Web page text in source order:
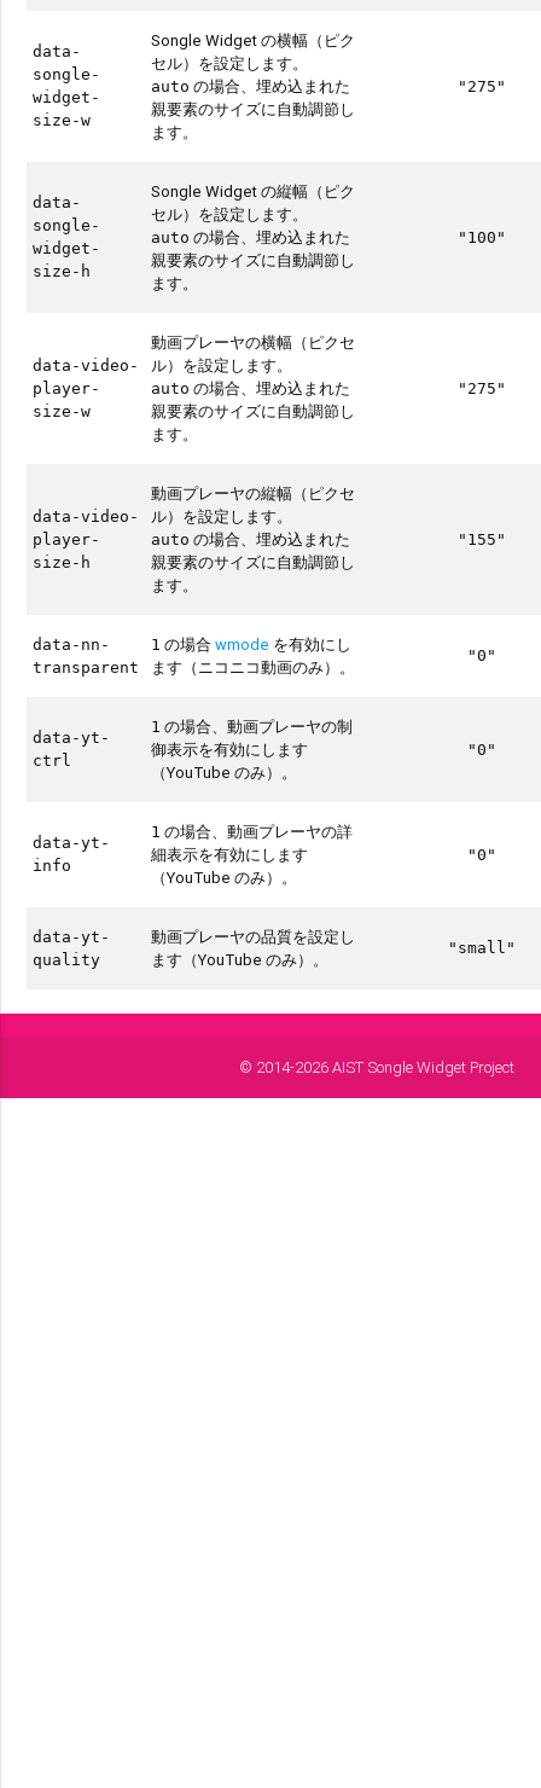
data-
songle-
widget-
size-w
Songle Widget の横幅（ピク
セル）を設定します。
auto の場合、埋め込まれた
親要素のサイズに自動調節し
ます。
"275"
data-
songle-
widget-
size-h
Songle Widget の縦幅（ピク
セル）を設定します。
auto の場合、埋め込まれた
親要素のサイズに自動調節し
ます。
"100"
data-video-
player-
size-w
動画プレーヤの横幅（ピクセ
ル）を設定します。
auto の場合、埋め込まれた
親要素のサイズに自動調節し
ます。
"275"
data-video-
player-
size-h
動画プレーヤの縦幅（ピクセ
ル）を設定します。
auto の場合、埋め込まれた
親要素のサイズに自動調節し
ます。
"155"
data-nn-
transparent
1 の場合wmode を有効にし
ます（ニコニコ動画のみ）。
"0"
data-yt-
ctrl
1 の場合、動画プレーヤの制
御表示を有効にします
（YouTube のみ）。
"0"
data-yt-
info
1 の場合、動画プレーヤの詳
細表示を有効にします
（YouTube のみ）。
"0"
data-yt-
quality
動画プレーヤの品質を設定し
ます（YouTube のみ）。
"small"
© 2014-2026 AIST Songle Widget Project